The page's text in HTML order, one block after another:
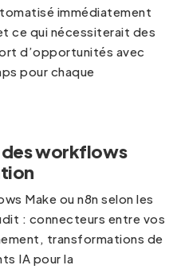
immédiatement
ce qui nécessiterait des
d’opportunités avec
pour chaque
workflows
Make ou n8n selon les
: connecteurs entre vos
transformations de
IA pour la